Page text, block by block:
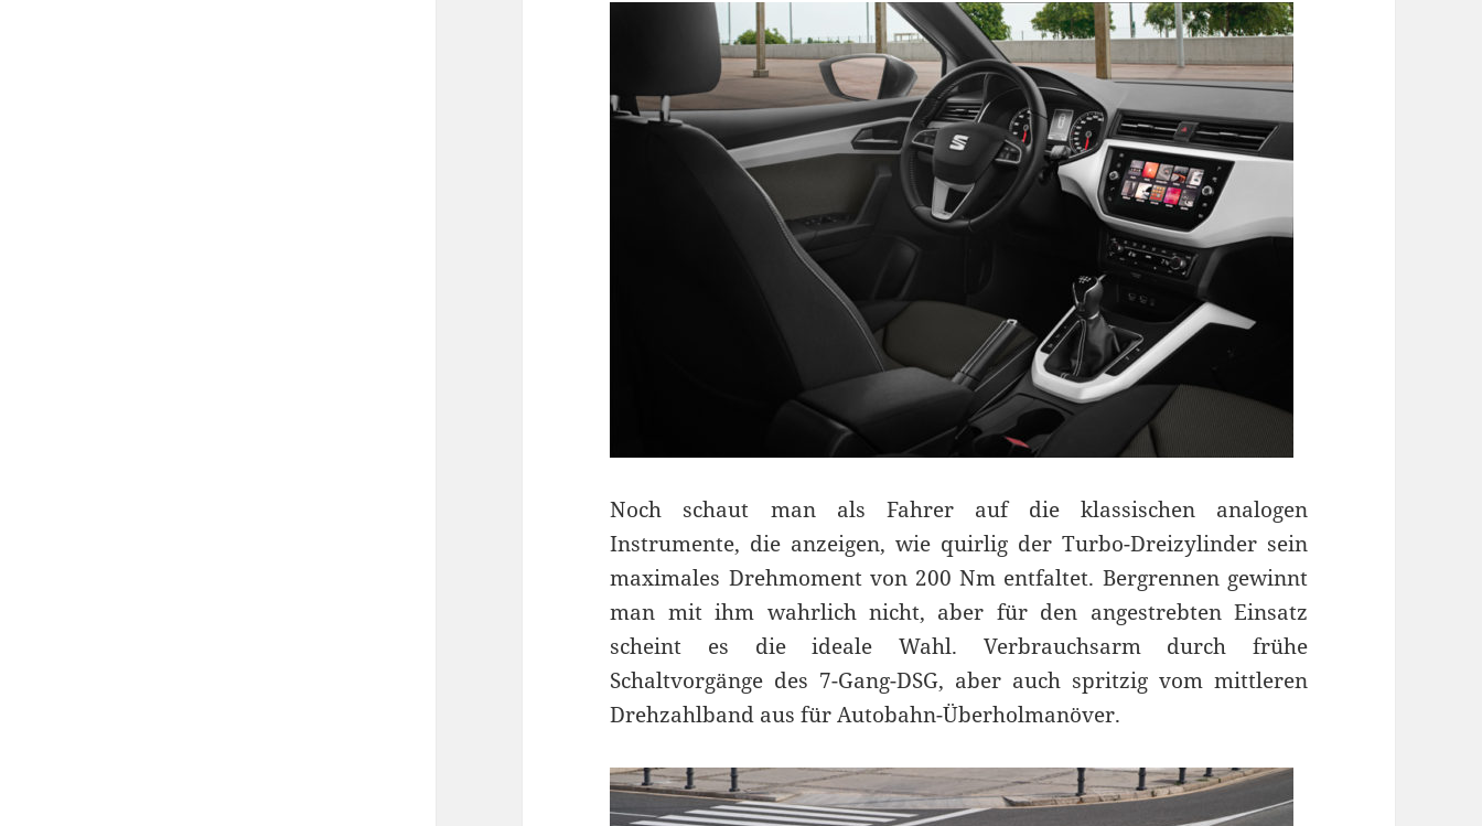
Noch schaut man als Fahrer auf die klassischen analogen
Instrumente, die anzeigen, wie quirlig der Turbo-Dreizylinder sein
maximales Drehmoment von 200 Nm entfaltet. Bergrennen gewinnt
man mit ihm wahrlich nicht, aber für den angestrebten Einsatz
scheint es die ideale Wahl. Verbrauchsarm durch frühe
Schaltvorgänge des 7-Gang-DSG, aber auch spritzig vom mittleren
Drehzahlband aus für Autobahn-Überholmanöver.